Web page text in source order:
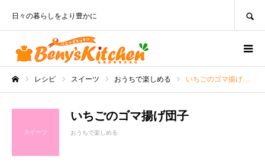
日々の暮らしをより豊かに
レシピ スイーツ おうちで楽しめる いちごのゴマ揚げ団子
スイーツ
いちごのゴマ揚げ団子
おうちで楽しめる